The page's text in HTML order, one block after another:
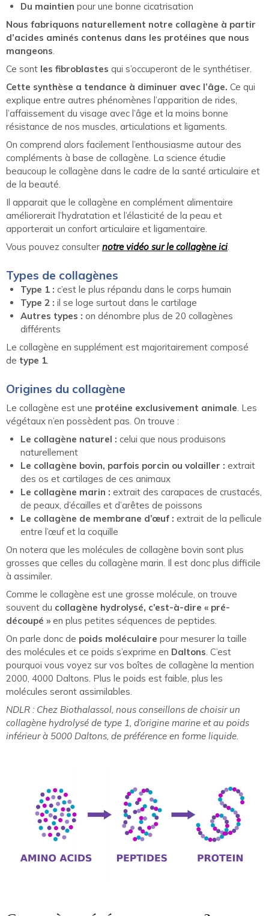
Du maintien pour une bonne cicatrisation
Nous fabriquons naturellement notre collagène à partir
d’acides aminés contenus dans les protéines que nous
mangeons.
Ce sont les fibroblastes qui s’occuperont de le synthétiser.
Cette synthèse a tendance à diminuer avec l’âge. Ce qui
explique entre autres phénomènes l’apparition de rides,
l’affaissement du visage avec l’âge et la moins bonne
résistance de nos muscles, articulations et ligaments.
On comprend alors facilement l’enthousiasme autour des
compléments à base de collagène. La science étudie
beaucoup le collagène dans le cadre de la santé articulaire et
de la beauté.
Il apparait que le collagène en complément alimentaire
améliorerait l’hydratation et l’élasticité de la peau et
apporterait un confort articulaire et ligamentaire.
Vous pouvez consulter notre vidéo sur le collagène ici.
Types de collagènes
Type 1 : c’est le plus répandu dans le corps humain
Type 2 : il se loge surtout dans le cartilage
Autres types : on dénombre plus de 20 collagènes
différents
Le collagène en supplément est majoritairement composé
de type 1.
Origines du collagène
Le collagène est une protéine exclusivement animale. Les
végétaux n’en possèdent pas. On trouve :
Le collagène naturel : celui que nous produisons
naturellement
Le collagène bovin, parfois porcin ou volailler : extrait
des os et cartilages de ces animaux
Le collagène marin : extrait des carapaces de crustacés,
de peaux, d’écailles et d’arêtes de poissons
Le collagène de membrane d’œuf : extrait de la pellicule
entre l’œuf et la coquille
On notera que les molécules de collagène bovin sont plus
grosses que celles du collagène marin. Il est donc plus difficile
à assimiler.
Comme le collagène est une grosse molécule, on trouve
souvent du collagène hydrolysé, c’est-à-dire « pré-
découpé » en plus petites séquences de peptides.
On parle donc de poids moléculaire pour mesurer la taille
des molécules et ce poids s’exprime en Daltons. C’est
pourquoi vous voyez sur vos boîtes de collagène la mention
2000, 4000 Daltons. Plus le poids est faible, plus les
molécules seront assimilables.
NDLR : Chez Biothalassol, nous conseillons de choisir un
collagène hydrolysé de type 1, d’origine marine et au poids
inférieur à 5000 Daltons, de préférence en forme liquide.